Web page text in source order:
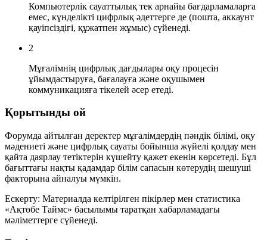
Компьютерлік сауаттылық тек арнайы бағдарламаларға
емес, күнделікті цифрлық әдеттерге де (пошта, аккаунт
қауіпсіздігі, құжатпен жұмыс) сүйенеді.
2
Мұғалімнің цифрлық дағдылары оқу процесін
ұйымдастыруға, бағалауға және оқушымен
коммуникацияға тікелей әсер етеді.
Қорытынды ой
Форумда айтылған деректер мұғалімдердің пәндік білімі, оқу
мәдениеті және цифрлық сауаты бойынша жүйелі қолдау мен
қайта даярлау тетіктерін күшейту қажет екенін көрсетеді. Бұл
бағыттағы нақты қадамдар білім сапасын көтерудің шешуші
факторына айналуы мүмкін.
Ескерту: Материалда келтірілген пікірлер мен статистика
«Ақтөбе Таймс» басылымы таратқан хабарламадағы
мәліметтерге сүйенеді.